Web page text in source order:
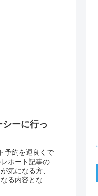
ーに行っ
予約を運良くで
ポート記事の
気になる方、
る内容となっ